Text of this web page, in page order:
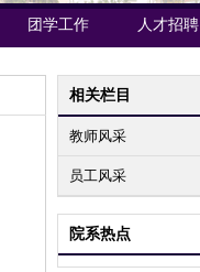
团学工作 人才招聘
相关栏目
教师风采
员工风采
院系热点